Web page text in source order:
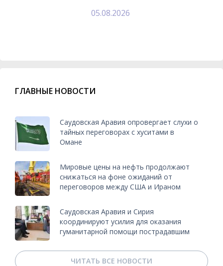
05.08.2026
ГЛАВНЫЕ НОВОСТИ
Саудовская Аравия опровергает слухи о
тайных переговорах с хуситами в
Омане
Мировые цены на нефть продолжают
снижаться на фоне ожиданий от
переговоров между США и Ираном
Саудовская Аравия и Сирия
координируют усилия для оказания
гуманитарной помощи пострадавшим
ЧИТАТЬ ВСЕ НОВОСТИ